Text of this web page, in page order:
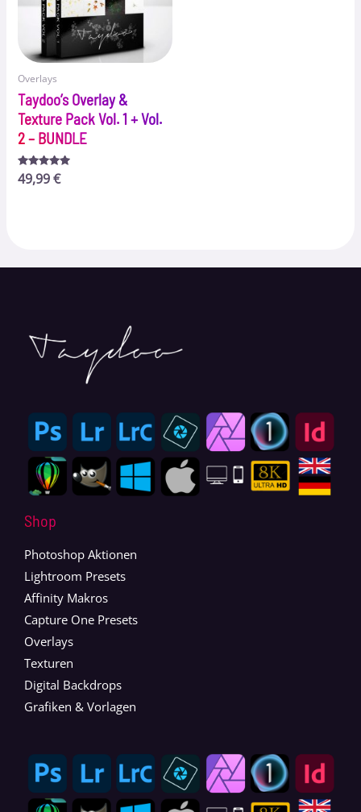
Overlays
Taydoo’s Overlay &
Texture Pack Vol. 1 + Vol.
2 – BUNDLE
Bewertet
mit
49,99€
Shop
Photoshop Aktionen
Lightroom Presets
Affinity Makros
Capture One Presets
Overlays
Texturen
Digital Backdrops
Grafiken & Vorlagen